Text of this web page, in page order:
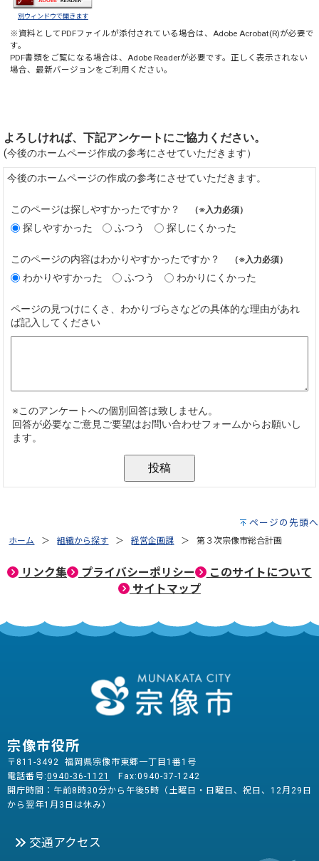
別ウィンドウで開きます
※資料としてPDFファイルが添付されている場合は、Adobe Acrobat(R)が必要で
す。
PDF書類をご覧になる場合は、Adobe Readerが必要です。正しく表示されない
場合、最新バージョンをご利用ください。
ページの先頭へ
ホーム 組織から探す 経営企画課 第３次宗像市総合計画
リンク集 プライバシーポリシー
このサイトについて
サイトマップ
宗像市役所
〒811-3492 福岡県宗像市東郷一丁目1番1号
電話番号:0940-36-1121
Fax:0940-37-1242
開庁時間：午前8時30分から午後5時（土曜日・日曜日、祝日、12月29日
から翌年1月3日は休み）
交通アクセス